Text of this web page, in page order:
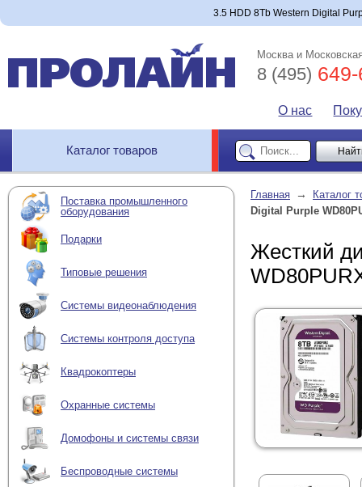
3.5 HDD 8Tb Western Digital
Москва и
8 (495)
О нас
Каталог товаров
Поставка промышленного
оборудования
Подарки
Типовые решения
Системы видеонаблюдения
Системы контроля доступа
Квадрокоптеры
Охранные системы
Домофоны и системы связи
Беспроводные системы
Главная →
Каталог
Digital Purple
Жесткий